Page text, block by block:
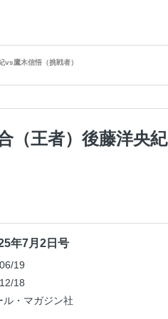
vs鷹木信悟（挑戦者）
（王者）後藤洋央紀
年7月2日号
19
18
ル・マガジン社